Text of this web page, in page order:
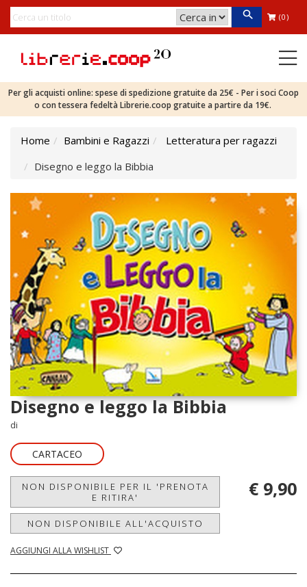
(0)
Per gli acquisti online: spese di spedizione gratuite da 25€ - Per i soci Coop
o con tessera fedeltà Librerie.coop gratuite a partire da 19€.
Home Bambini e Ragazzi
Letteratura per ragazzi
Disegno e leggo la Bibbia
Disegno e leggo la Bibbia
di
CARTACEO
NON DISPONIBILE PER IL 'PRENOTA
E RITIRA'
NON DISPONIBILE ALL'ACQUISTO
AGGIUNGI ALLA WISHLIST
€ 9,90